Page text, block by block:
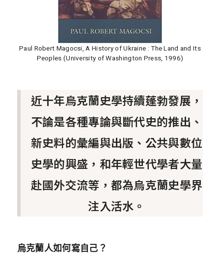
Paul Robert Magocsi, A History of Ukraine : The Land and Its
Peoples (University of Washington Press, 1996)
近十年烏克蘭史學持續蓬勃發展，
不論是各種專論與斷代史的推出、
新史料的彙編與出版、公共與數位
史學的興盛，和年輕世代學者大量
赴國外交流等，都為烏克蘭史學界
注入活水。
烏克蘭人如何寫自己？